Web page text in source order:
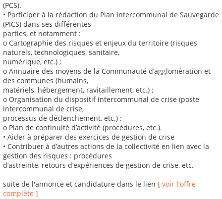
(PCS).
• Participer à la rédaction du Plan Intercommunal de Sauvegarde
(PICS) dans ses différentes
parties, et notamment :
o Cartographie des risques et enjeux du territoire (risques
naturels, technologiques, sanitaire,
numérique, etc.) ;
o Annuaire des moyens de la Communauté d’agglomération et
des communes (humains,
matériels, hébergement, ravitaillement, etc.) ;
o Organisation du dispositif intercommunal de crise (poste
intercommunal de crise,
processus de déclenchement, etc.) ;
o Plan de continuité d’activité (procédures, etc.).
• Aider à préparer des exercices de gestion de crise
• Contribuer à d’autres actions de la collectivité en lien avec la
gestion des risques : procédures
d’astreinte, retours d’expériences de gestion de crise, etc.
suite de l'annonce et candidature dans le lien [ voir l'offre
complète ]